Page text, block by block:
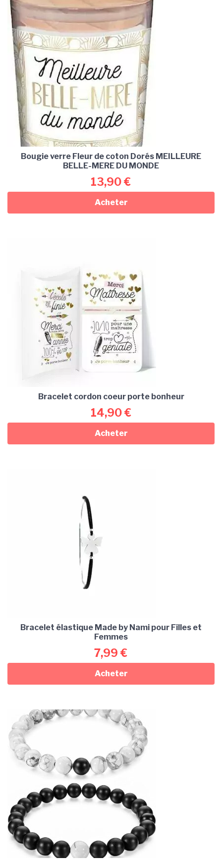
Bougie verre Fleur de coton Dorés MEILLEURE
BELLE-MERE DU MONDE
13,90€
Acheter
Bracelet cordon coeur porte bonheur
14,90€
Acheter
Bracelet élastique Made by Nami pour Filles et
Femmes
7,99 €
Acheter